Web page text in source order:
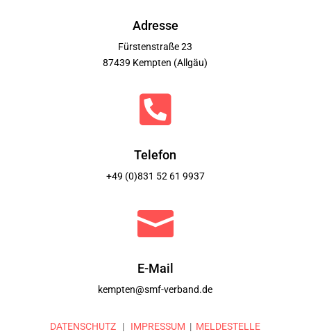
Adresse
Fürstenstraße 23
87439 Kempten (Allgäu)

Telefon
+49 (0)831 52 61 9937

E-Mail
kempten@smf-verband.de
DATENSCHUTZ | IMPRESSUM | MELDESTELLE